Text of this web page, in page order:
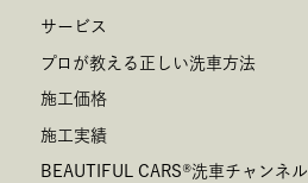
サービス
プロが教える正しい洗車方法
施工価格
施工実績
BEAUTIFUL CARS®洗車チャンネル